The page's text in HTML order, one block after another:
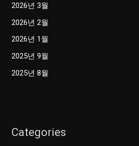
2026년 3월
2026년 2월
2026년 1월
2025년 9월
2025년 8월
Categories